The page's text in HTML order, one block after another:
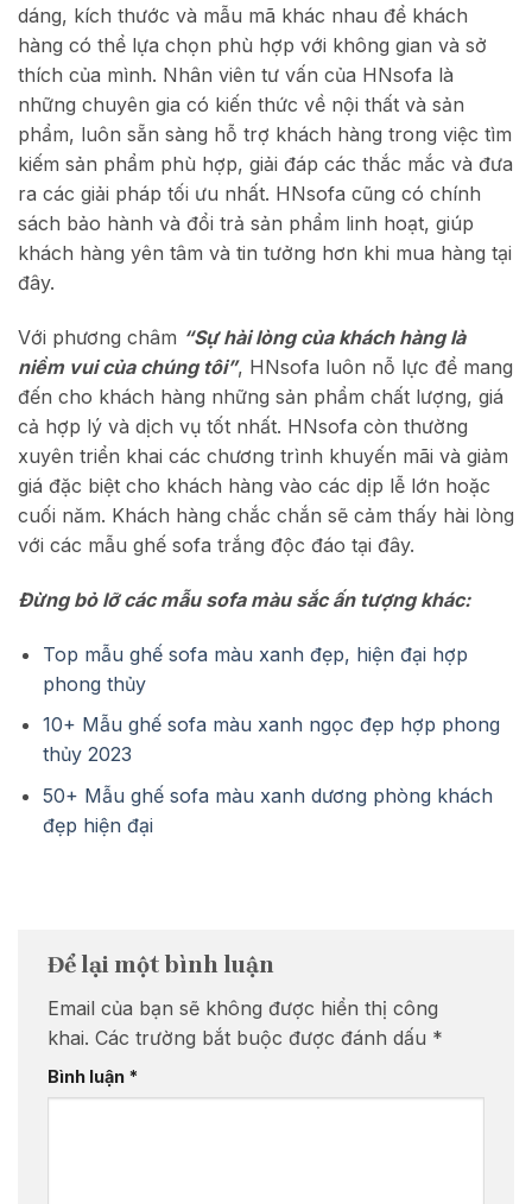
dáng, kích thước và mẫu mã khác nhau để khách
hàng có thể lựa chọn phù hợp với không gian và sở
thích của mình. Nhân viên tư vấn của HNsofa là
những chuyên gia có kiến thức về nội thất và sản
phẩm, luôn sẵn sàng hỗ trợ khách hàng trong việc tìm
kiếm sản phẩm phù hợp, giải đáp các thắc mắc và đưa
ra các giải pháp tối ưu nhất. HNsofa cũng có chính
sách bảo hành và đổi trả sản phẩm linh hoạt, giúp
khách hàng yên tâm và tin tưởng hơn khi mua hàng tại
đây.
Với phương châm “Sự hài lòng của khách hàng là
niềm vui của chúng tôi”, HNsofa luôn nỗ lực để mang
đến cho khách hàng những sản phẩm chất lượng, giá
cả hợp lý và dịch vụ tốt nhất. HNsofa còn thường
xuyên triển khai các chương trình khuyến mãi và giảm
giá đặc biệt cho khách hàng vào các dịp lễ lớn hoặc
cuối năm. Khách hàng chắc chắn sẽ cảm thấy hài lòng
với các mẫu ghế sofa trắng độc đáo tại đây.
Đừng bỏ lỡ các mẫu sofa màu sắc ấn tượng khác:
Top mẫu ghế sofa màu xanh đẹp, hiện đại hợp
phong thủy
10+ Mẫu ghế sofa màu xanh ngọc đẹp hợp phong
thủy 2023
50+ Mẫu ghế sofa màu xanh dương phòng khách
đẹp hiện đại
Để lại một bình luận
Email của bạn sẽ không được hiển thị công
khai. Các trường bắt buộc được đánh dấu *
Bình luận *